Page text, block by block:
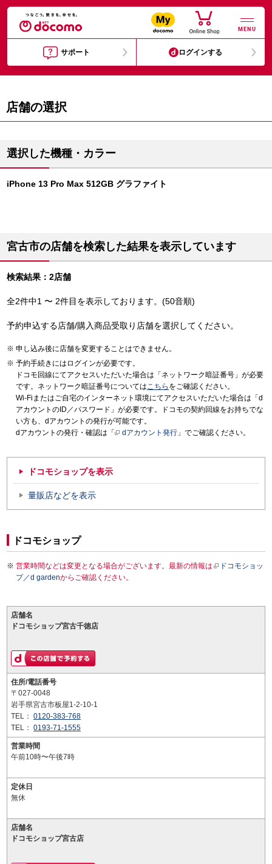
MENU
サポート ログインする
店舗の選択
選択した機種・カラー
iPhone 13 Pro Max 512GB グラファイト
宮古市の店舗を検索した結果を表示しています
検索結果：2店舗
全2件中1 〜 2件目を表示しております。(50音順)
予約申込する店舗/購入商品受取り店舗を選択してください。
申し込み後に店舗を変更することはできません。
予約手続きにはログインが必要です。
ドコモ回線にてアクセスいただいた場合は「ネットワーク暗証番号」が必要
です。ネットワーク暗証番号についてはこちら をご確認ください。
Wi-Fiまたはご自宅のインターネット環境にてアクセスいただいた場合は「d
アカウントのID／パスワード」が必要です。ドコモの契約回線をお持ちでな
い方も、dアカウントの発行が可能です。
dアカウントの発行・確認は「
dアカウント発行 」でご確認ください。
ドコモショップを表示
量販店などを表示
ドコモショップ
営業時間などは変更となる場合がございます。最新の情報は
ドコモショッ
プ／d gardenからご確認ください。
店舗名
ドコモショップ宮古千徳店
住所/電話番号
〒027-0048
岩手県宮古市板屋1-2-10-1
TEL： 0120-383-768
TEL： 0193-71-1555
営業時間
午前10時〜午後7時
定休日
無休
店舗名
ドコモショップ宮古店